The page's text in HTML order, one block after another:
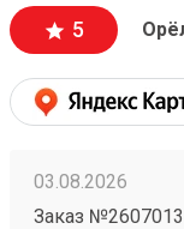
5
03.08.2026
Заказ